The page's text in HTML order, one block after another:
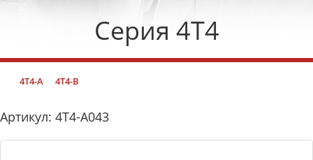
Серия 4T4
4T4-A 4T4-B
Артикул: 4T4-A043